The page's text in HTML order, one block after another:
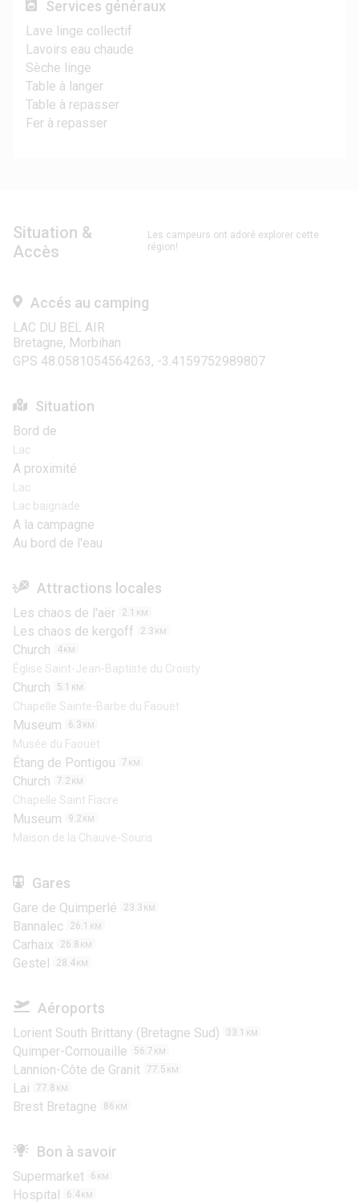
Services généraux
Lave linge collectif
Lavoirs eau chaude
Sèche linge
Table à langer
Table à repasser
Fer à repasser
Situation &
Accès
Les campeurs ont adoré explorer cette
région!
Accés au camping
LAC DU BEL AIR
Bretagne, Morbihan
GPS 48.0581054564263, -3.4159752989807
Situation
Bord de
Lac
A proximité
Lac
Lac baignade
A la campagne
Au bord de l'eau
Attractions locales
Les chaos de l'aër 2.1 KM
Les chaos de kergoff 2.3 KM
Church 4 KM
Église Saint-Jean-Baptiste du Croisty
Church 5.1 KM
Chapelle Sainte-Barbe du Faouët
Museum 6.3 KM
Musée du Faouët
Étang de Pontigou 7 KM
Church 7.2 KM
Chapelle Saint Fiacre
Museum 9.2 KM
Maison de la Chauve-Souris
Gares
Gare de Quimperlé 23.3 KM
Bannalec 26.1 KM
Carhaix 26.8 KM
Gestel 28.4 KM
Aéroports
Lorient South Brittany (Bretagne Sud) 33.1 KM
Quimper-Cornouaille 56.7 KM
Lannion-Côte de Granit 77.5 KM
Lai 77.8 KM
Brest Bretagne 86 KM
Bon à savoir
Supermarket 6 KM
Hospital 6.4 KM